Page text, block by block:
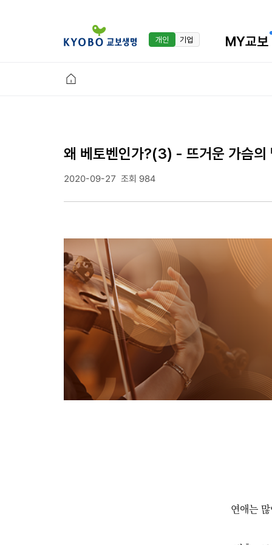
개인 기업 MY교보
왜 베토벤인가?(3) - 뜨거운 가슴의
2020-09-27 조회 984
연애는